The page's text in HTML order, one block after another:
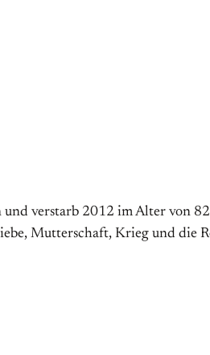
ver­starb 2012 im Alter von
Mutter­schaft, Krieg und die